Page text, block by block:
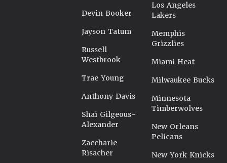
Devin Booker
Jayson Tatum
Russell
Westbrook
Trae Young
Anthony Davis
Shai Gilgeous-
Alexander
Zaccharie
Risacher
Los Angeles
Lakers
Memphis
Grizzlies
Miami Heat
Milwaukee Bucks
Minnesota
Timberwolves
New Orleans
Pelicans
New York Knicks